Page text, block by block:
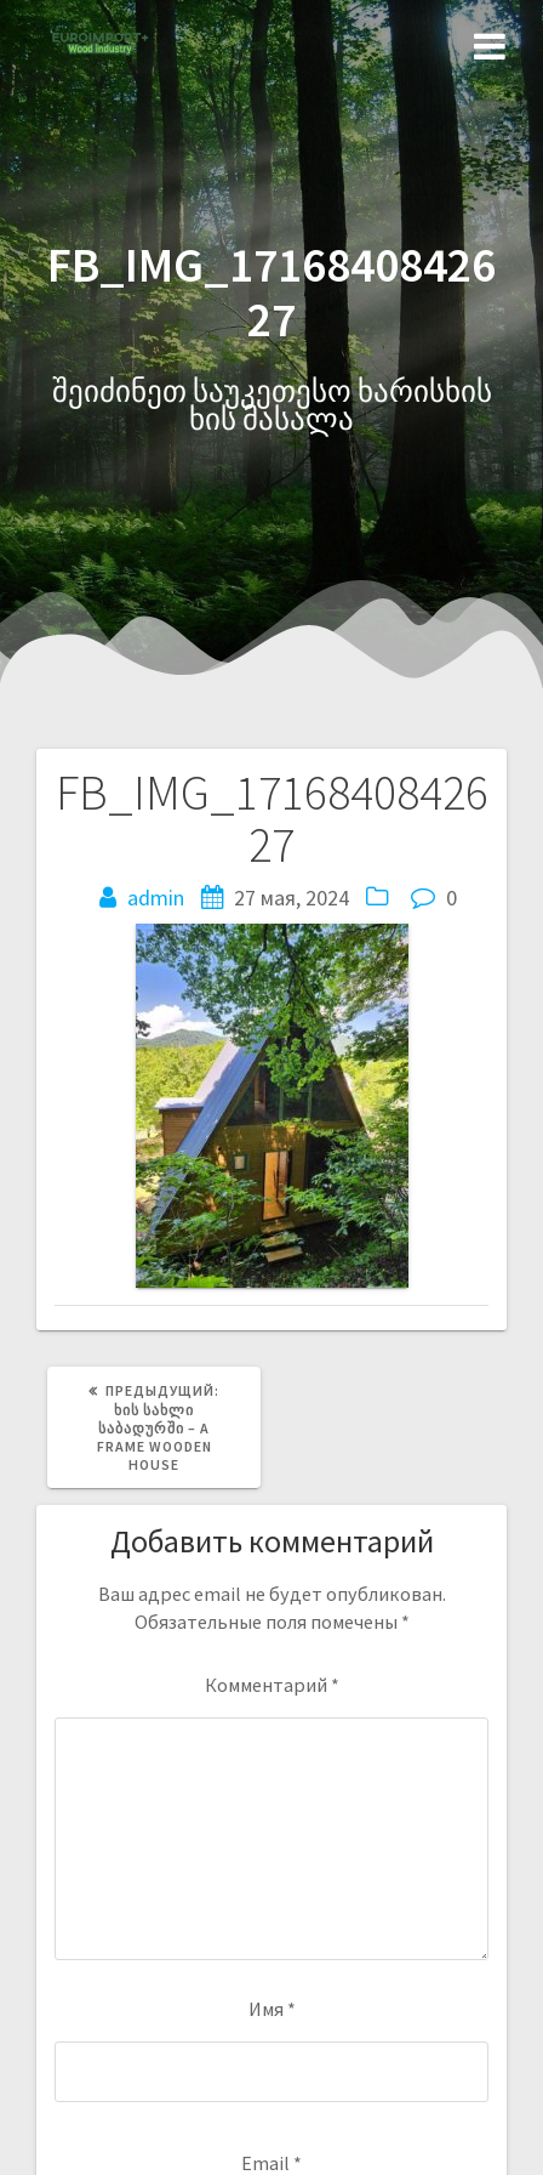
FB_IMG_17168408426
27
შეიძინეთ საუკეთესო ხარისხის
ხის მასალა
FB_IMG_17168408426
27
admin 27 мая, 2024 0
ПРЕДЫДУЩИЙ:
ᲮᲘᲡ ᲡᲐᲮᲚᲘ
ᲡᲐᲑᲐᲓᲣᲠᲨᲘ – A
FRAME WOODEN
HOUSE
Добавить комментарий
Ваш адрес email не будет опубликован.
Обязательные поля помечены *
Комментарий *
Имя *
Email *